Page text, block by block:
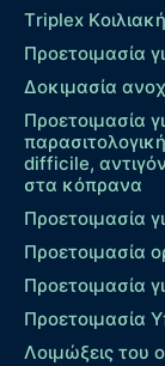
Τriplex
Προετοιμασία
Δοκιμασία
Προετοιμασία
difficile,
στα κόπρανα
Προετοιμασία
Προετοιμασία
Προετοιμασία
Προετοιμασία
Λοιμώξεις του